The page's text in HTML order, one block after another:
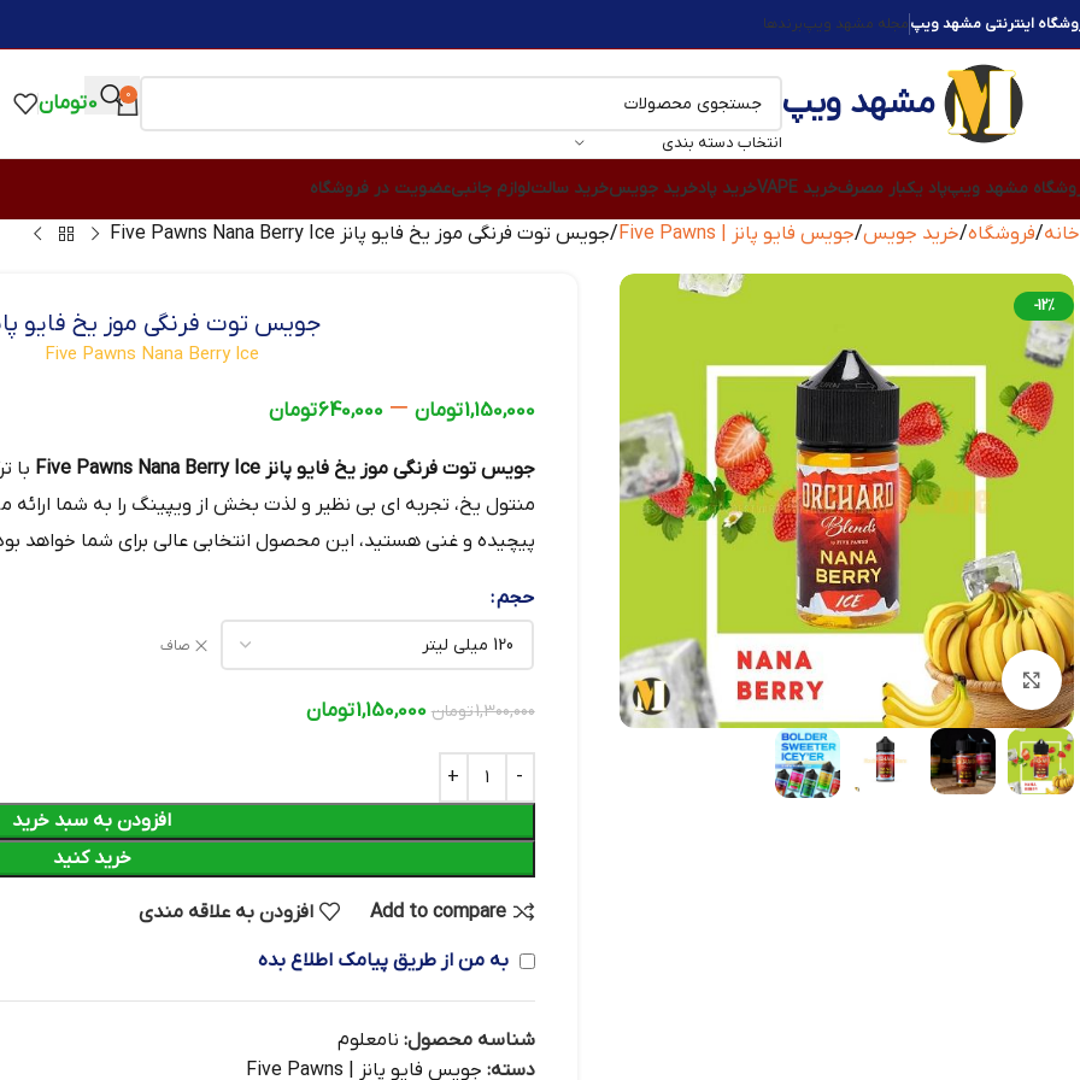
اینترنتی مشهد ویپمجله مشهد ویپبرندها
مشهد ویپ
انتخاب دسته بندی
0
0تومان
مشهد ویپپاد یکبار مصرفخرید VAPE خرید پادخرید جویسخرید سالتلوازم جانبیعضویت در فروشگاه
خانه فروشگاه خرید جویس جویس فایو پانز | Five Pawns جویس توت فرنگی موز یخ فایو پانز Five Pawns Nana Berry Ice
-12%
بزرگنمایی تصویر
جویس توت فرنگی موز یخ فایو
Five Pawns Nana Berry Ice
1,150,000تومان –
640,000تومان
جویس توت فرنگی موز یخ فایو پانز Five Pawns Nana Berry Ice
با
منتول یخ، تجربه‌ ای بی‌ نظیر و لذت‌ بخش از ویپینگ را به شما
پیچیده و غنی هستید، این محصول انتخابی عالی برای شما خواهد
حجم
صاف
1,300,000تومان 1,150,000تومان
افزودن به سبد خرید
خرید کنید
Add to compare افزودن به علاقه مندی
به من از طریق پیامک اطلاع بده
شناسه محصول: نامعلوم
دسته: جویس فایو پانز | Five Pawns